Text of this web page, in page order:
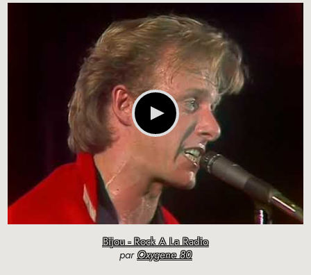
Bijou - Rock A La Radio
parOxygene 80